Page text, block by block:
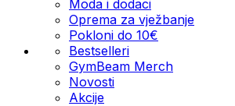
Moda i dodaci
Oprema za vježbanje
Pokloni do 10€
Bestselleri
GymBeam Merch
Novosti
Akcije